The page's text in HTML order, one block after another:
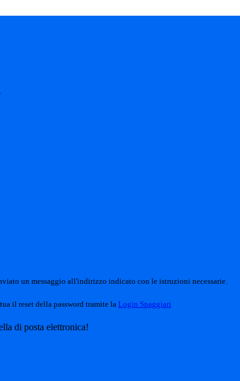
un messaggio all'indirizzo indicato con le istruzioni necessarie.
il reset della password tramite la Login Spaggiari
di posta elettronica!